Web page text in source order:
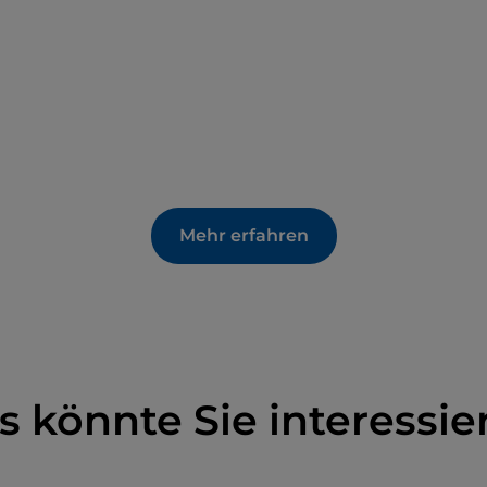
Mehr erfahren
könnte Sie